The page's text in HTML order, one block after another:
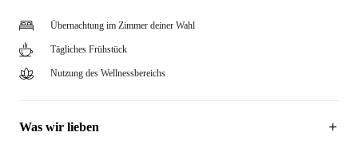
Übernachtung im Zimmer deiner Wahl
Tägliches Frühstück
Nutzung des Wellnessbereichs
Was wir lieben